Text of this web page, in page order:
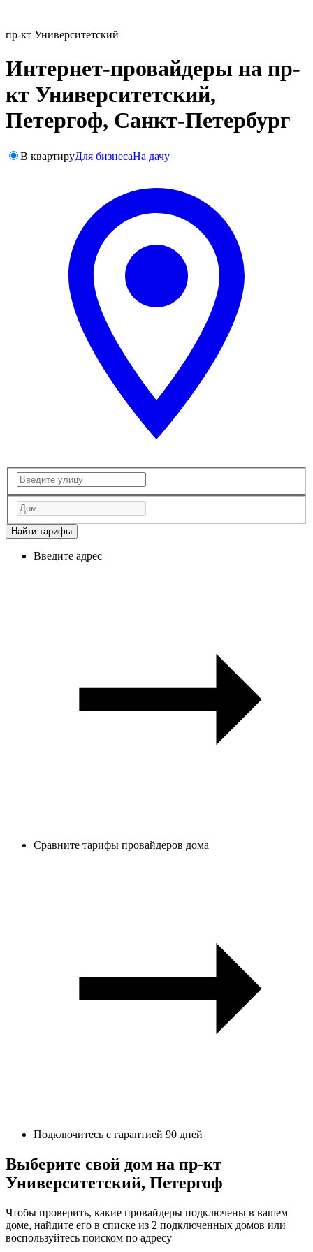
пр-кт Университетский
Интернет-провайдеры на пр-
кт Университетский,
Петергоф, Санкт-Петербург
В квартируДля бизнесаНа дачу
Найти тарифы
Введите адрес
Сравните тарифы провайдеров дома
Подключитесь с гарантией 90 дней
Выберите свой дом на пр-кт
Университетский, Петергоф
Чтобы проверить, какие провайдеры подключены в вашем
доме, найдите его в списке из 2 подключенных домов или
воспользуйтесь поиском по адресу